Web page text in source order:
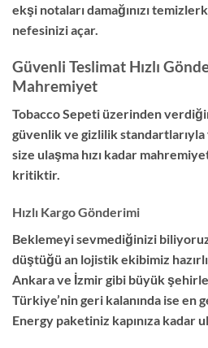
ekşi notaları damağınızı
nefesinizi açar.
Güvenli Teslimat Hızlı
Mahremiyet
Tobacco Sepeti üzerinden
güvenlik ve gizlilik
size ulaşma hızı kadar
kritiktir.
Hızlı Kargo Gönderimi
Beklemeyi sevmediğinizi
düştüğü an lojistik ekibimiz
Ankara ve İzmir gibi büyük
Türkiye’nin geri kalanında ise en
Energy paketiniz kapınıza kadar